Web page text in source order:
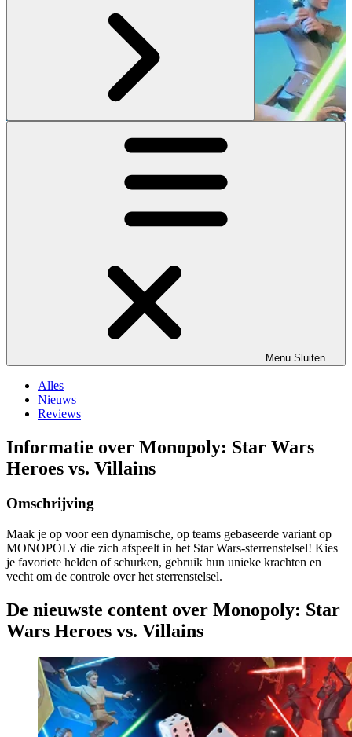
Menu Sluiten
Alles
Nieuws
Reviews
Informatie over Monopoly: Star Wars
Heroes vs. Villains
Omschrijving
Maak je op voor een dynamische, op teams gebaseerde variant op
MONOPOLY die zich afspeelt in het Star Wars-sterrenstelsel! Kies
je favoriete helden of schurken, gebruik hun unieke krachten en
vecht om de controle over het sterrenstelsel.
De nieuwste content over Monopoly: Star
Wars Heroes vs. Villains